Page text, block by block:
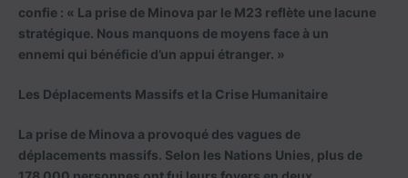
confie : « La prise de Minova par le M23 reflète une lacune
stratégique. Nous manquons de moyens face à un
ennemi qui bénéficie d’un appui étranger. »
Les Déplacements Massifs et la Crise Humanitaire
La prise de Minova a provoqué des vagues de
déplacements massifs. Selon les Nations Unies, plus de